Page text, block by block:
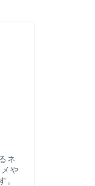
ネ
や
。